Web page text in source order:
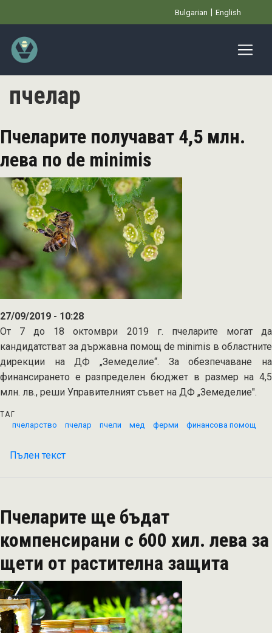
към
Bulgarian English
пчелар
Пчеларите получават 4,5 млн.
лева по de minimis
27/09/2019 - 10:28
От 7 до 18 октомври 2019 г. пчеларите могат да
кандидатстват за държавна помощ de minimis в областните
дирекции на ДФ „Земеделие“. За обезпечаване на
финансирането е разпределен бюджет в размер на 4,5
млн. лв., реши Управителният съвет на ДФ „Земеделие".
ТАГ
пчеларство
пчелар пчели мед ферми финансова помощ
Пълен текст
млн.
по
de
minimis
Пчеларите ще бъдат
компенсирани с 600 хил. лева за
щети от растителна защита